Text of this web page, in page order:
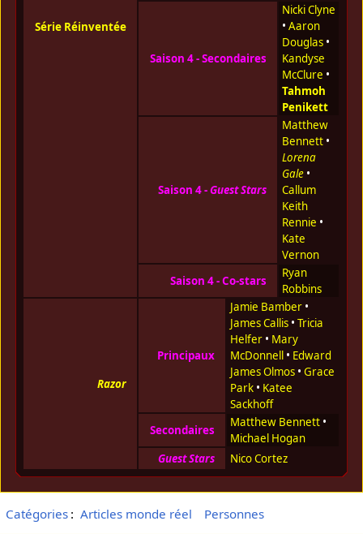
Série Réinventée
Saison 4 - Secondaires
Nicki Clyne
• Aaron
Douglas•
Kandyse
McClure •
Tahmoh
Penikett
Saison 4 -Guest Stars
Matthew
Bennett•
Lorena
Gale•
Callum
Keith
Rennie •
Kate
Vernon
Saison 4 - Co-stars
Ryan
Robbins
Razor
Principaux
Jamie Bamber•
James Callis• Tricia
Helfer• Mary
McDonnell• Edward
James Olmos• Grace
Park• Katee
Sackhoff
Secondaires
Matthew Bennett•
Michael Hogan
Guest Stars
Nico Cortez
Catégories: Articles monde réel Personnes